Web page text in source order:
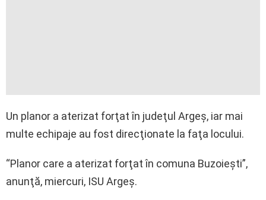
Un planor a aterizat forţat în judeţul Argeş, iar mai
multe echipaje au fost direcţionate la faţa locului.
“Planor care a aterizat forţat în comuna Buzoieşti”,
anunţă, miercuri, ISU Argeş.